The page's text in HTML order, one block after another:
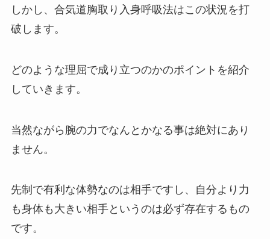
しかし、合気道胸取り入身呼吸法はこの状況を打
破します。
どのような理屈で成り立つのかのポイントを紹介
していきます。
当然ながら腕の力でなんとかなる事は絶対にあり
ません。
先制で有利な体勢なのは相手ですし、自分より力
も身体も大きい相手というのは必ず存在するもの
です。